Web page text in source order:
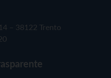
– 38122 Trento